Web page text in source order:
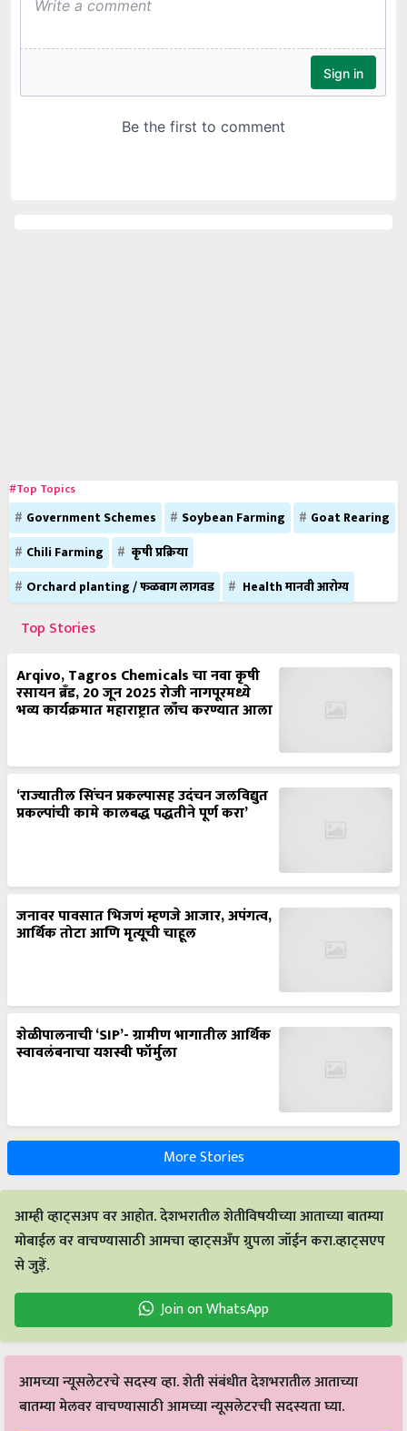
#Top Topics
Government Schemes Soybean Farming
Goat Rearing
Chili Farming
कृषी प्रक्रिया
Orchard planting / फळबाग लागवड
Health मानवी आरोग्य
Top Stories
Arqivo, Tagros Chemicals चा नवा कृषी
रसायन ब्रँड, 20 जून 2025 रोजी नागपूरमध्ये
भव्य कार्यक्रमात महाराष्ट्रात लाँच करण्यात आला
‘राज्यातील सिंचन प्रकल्पासह उदंचन जलविद्युत
प्रकल्पांची कामे कालबद्ध पद्धतीने पूर्ण करा’
जनावर पावसात भिजणं म्हणजे आजार, अपंगत्व,
आर्थिक तोटा आणि मृत्यूची चाहूल
शेळीपालनाची ‘SIP’- ग्रामीण भागातील आर्थिक
स्वावलंबनाचा यशस्वी फॉर्मुला
More Stories
आम्ही व्हाट्सअप वर आहोत. देशभरातील शेतीविषयीच्या आताच्या बातम्या
मोबाईल वर वाचण्यासाठी आमचा व्हाट्सअँप ग्रुपला जॉईन करा.व्हाट्सएप
से जुड़ें.
Join on WhatsApp
आमच्या न्यूसलेटरचे सदस्य व्हा. शेती संबंधीत देशभरातील आताच्या
बातम्या मेलवर वाचण्यासाठी आमच्या न्यूसलेटरची सदस्यता घ्या.